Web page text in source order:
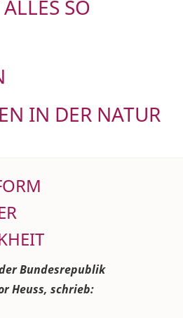
SO
IN DER NATUR
Bundesrepublik
Heuss, schrieb: